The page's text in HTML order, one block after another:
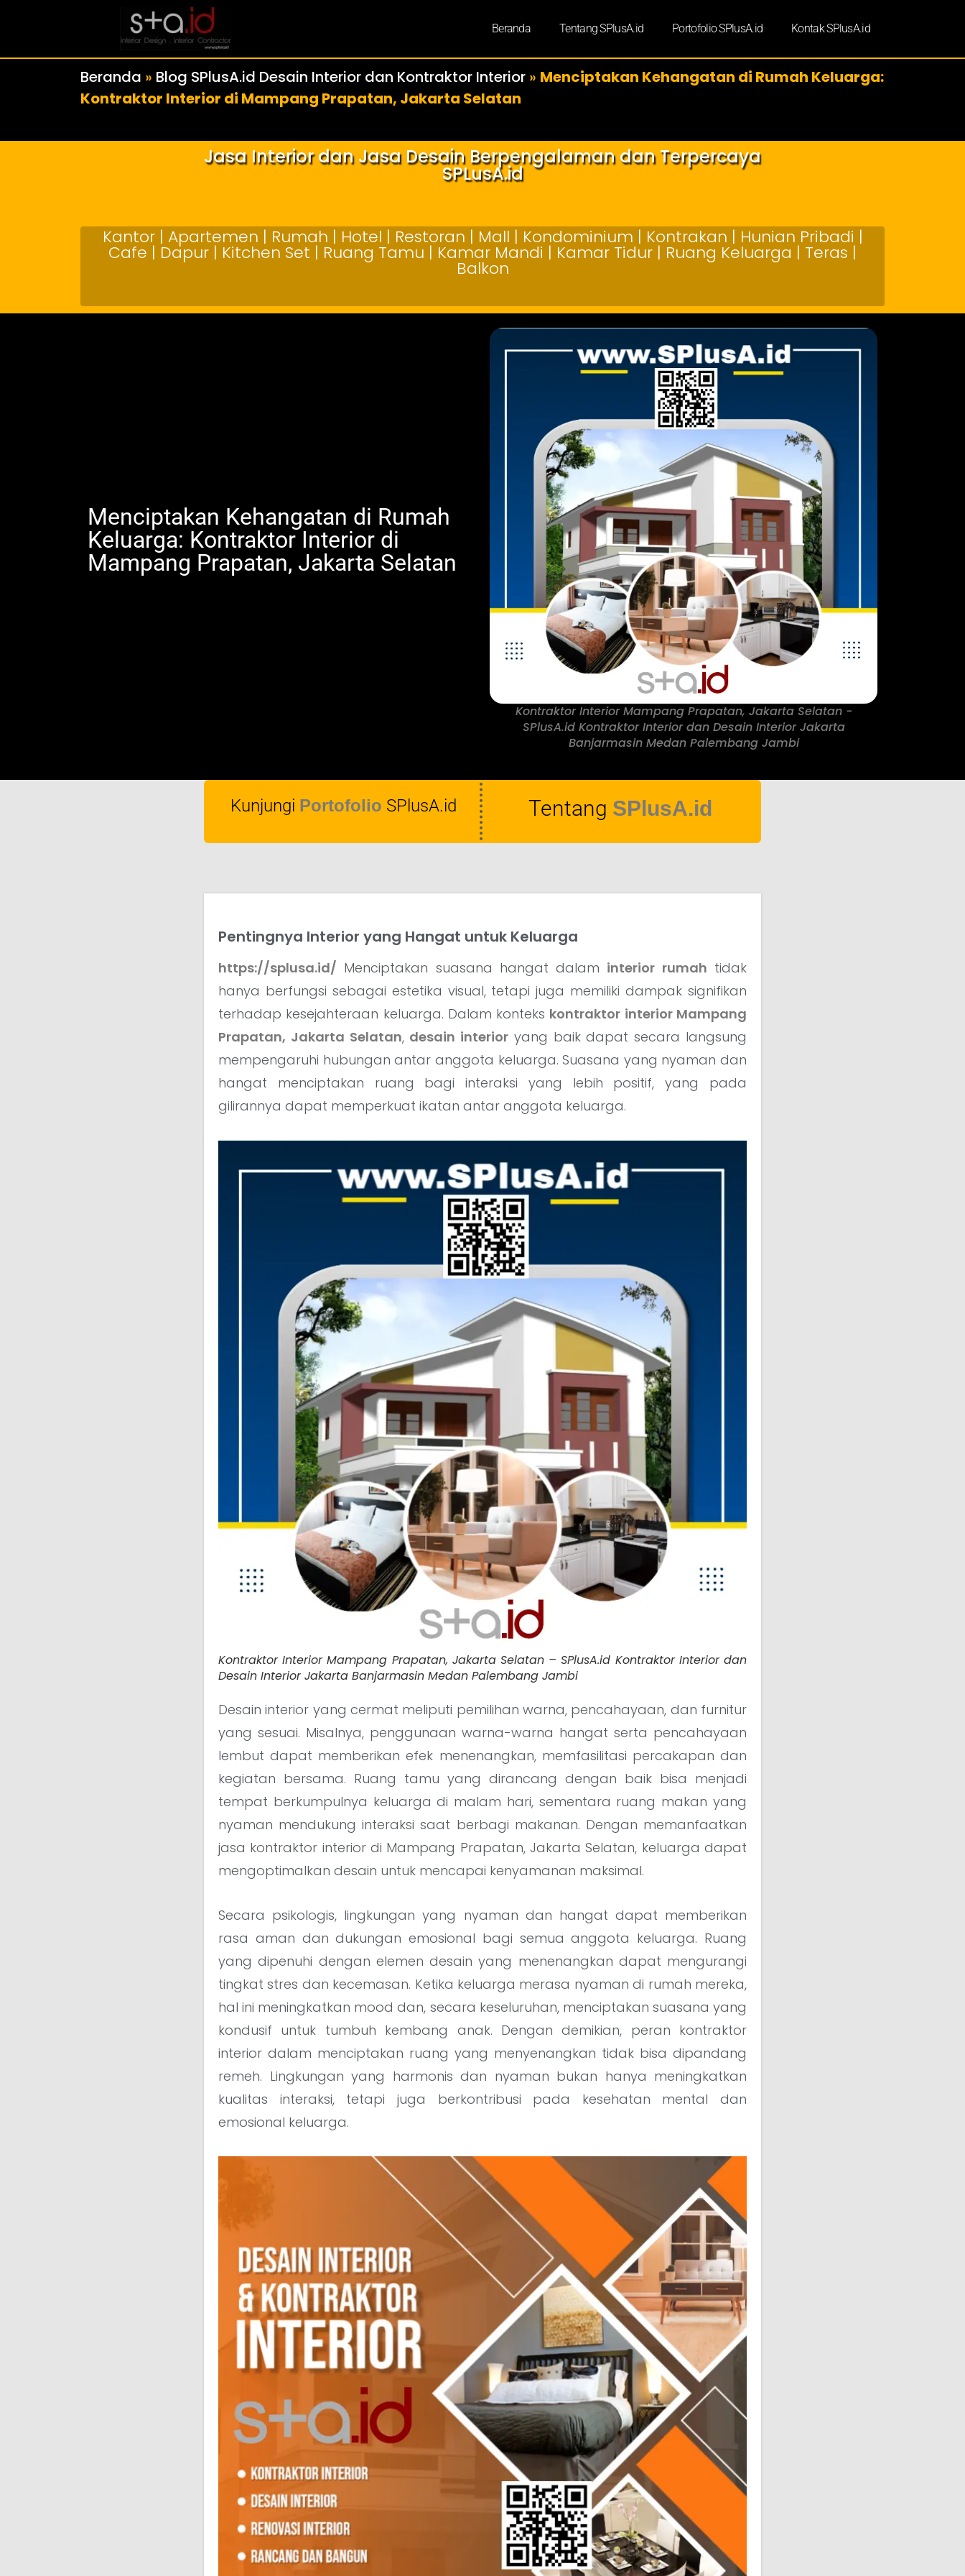
Beranda Tentang SPlusA.id Portofolio SPlusA.id Kontak SPlusA.id
Beranda » Blog SPlusA.id Desain Interior dan Kontraktor Interior » Menciptakan Kehangatan di Rumah Keluarga:
Kontraktor Interior di Mampang Prapatan, Jakarta Selatan
Jasa Interior dan Jasa Desain Berpengalaman dan Terpercaya
SPLusA.id
Kantor | Apartemen | Rumah | Hotel | Restoran | Mall | Kondominium | Kontrakan | Hunian Pribadi |
Cafe | Dapur | Kitchen Set | Ruang Tamu | Kamar Mandi | Kamar Tidur | Ruang Keluarga | Teras |
Balkon
Menciptakan Kehangatan di Rumah
Keluarga: Kontraktor Interior di
Mampang Prapatan, Jakarta Selatan
Kontraktor Interior Mampang Prapatan, Jakarta Selatan -
SPlusA.id Kontraktor Interior dan Desain Interior Jakarta
Banjarmasin Medan Palembang Jambi
Kunjungi Portofolio SPlusA.id Tentang SPlusA.id
Pentingnya Interior yang Hangat untuk Keluarga
https://splusa.id/ Menciptakan suasana hangat dalam interior rumah tidak
hanya berfungsi sebagai estetika visual, tetapi juga memiliki dampak signifikan
terhadap kesejahteraan keluarga. Dalam konteks kontraktor interior Mampang
Prapatan, Jakarta Selatan, desain interior yang baik dapat secara langsung
mempengaruhi hubungan antar anggota keluarga. Suasana yang nyaman dan
hangat menciptakan ruang bagi interaksi yang lebih positif, yang pada
gilirannya dapat memperkuat ikatan antar anggota keluarga.
Kontraktor Interior Mampang Prapatan, Jakarta Selatan – SPlusA.id Kontraktor Interior dan
Desain Interior Jakarta Banjarmasin Medan Palembang Jambi
Desain interior yang cermat meliputi pemilihan warna, pencahayaan, dan furnitur
yang sesuai. Misalnya, penggunaan warna-warna hangat serta pencahayaan
lembut dapat memberikan efek menenangkan, memfasilitasi percakapan dan
kegiatan bersama. Ruang tamu yang dirancang dengan baik bisa menjadi
tempat berkumpulnya keluarga di malam hari, sementara ruang makan yang
nyaman mendukung interaksi saat berbagi makanan. Dengan memanfaatkan
jasa kontraktor interior di Mampang Prapatan, Jakarta Selatan, keluarga dapat
mengoptimalkan desain untuk mencapai kenyamanan maksimal.
Secara psikologis, lingkungan yang nyaman dan hangat dapat memberikan
rasa aman dan dukungan emosional bagi semua anggota keluarga. Ruang
yang dipenuhi dengan elemen desain yang menenangkan dapat mengurangi
tingkat stres dan kecemasan. Ketika keluarga merasa nyaman di rumah mereka,
hal ini meningkatkan mood dan, secara keseluruhan, menciptakan suasana yang
kondusif untuk tumbuh kembang anak. Dengan demikian, peran kontraktor
interior dalam menciptakan ruang yang menyenangkan tidak bisa dipandang
remeh. Lingkungan yang harmonis dan nyaman bukan hanya meningkatkan
kualitas interaksi, tetapi juga berkontribusi pada kesehatan mental dan
emosional keluarga.